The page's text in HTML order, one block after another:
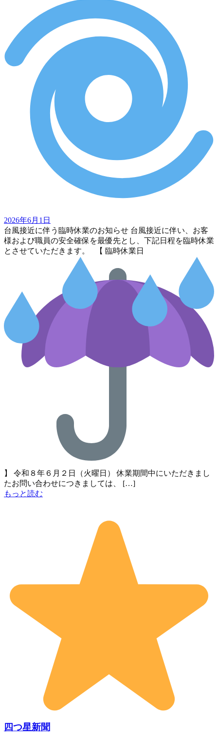
2026年6月1日
台風接近に伴う臨時休業のお知らせ 台風接近に伴い、お客
様および職員の安全確保を最優先とし、下記日程を臨時休業
とさせていただきます。 【 臨時休業日
】 令和８年６月２日（火曜日） 休業期間中にいただきまし
たお問い合わせにつきましては、 […]
もっと読む
四つ星新聞